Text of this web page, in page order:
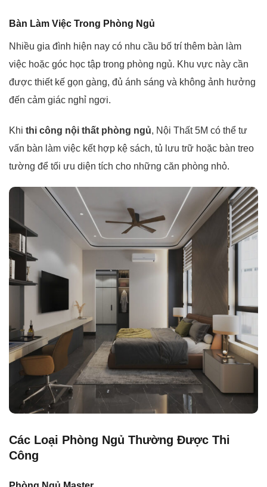
Bàn Làm Việc Trong Phòng Ngủ
Nhiều gia đình hiện nay có nhu cầu bố trí thêm bàn làm
việc hoặc góc học tập trong phòng ngủ. Khu vực này cần
được thiết kế gọn gàng, đủ ánh sáng và không ảnh hưởng
đến cảm giác nghỉ ngơi.
Khi thi công nội thất phòng ngủ, Nội Thất 5M có thể tư
vấn bàn làm việc kết hợp kệ sách, tủ lưu trữ hoặc bàn treo
tường để tối ưu diện tích cho những căn phòng nhỏ.
Các Loại Phòng Ngủ Thường Được Thi
Công